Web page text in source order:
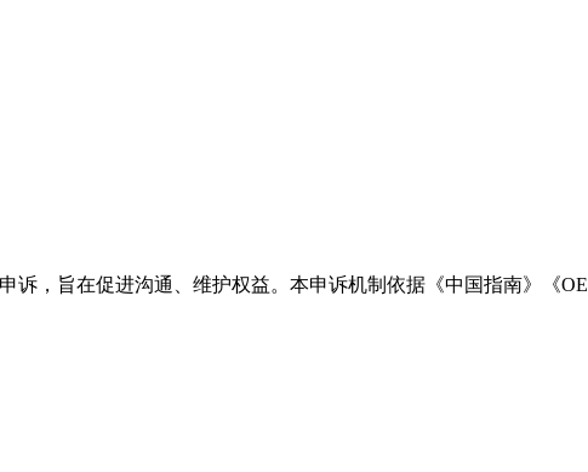
诉，旨在促进沟通、维护权益。本申诉机制依据《中国指南》《